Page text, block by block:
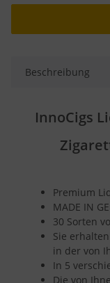
Beschreibung
InnoCigs
Premium
MADE IN
30 Sorten
Sie
in der von
In 5
Die von